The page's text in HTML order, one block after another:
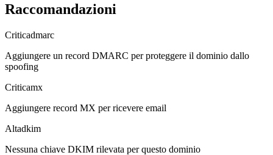
Raccomandazioni
Criticadmarc
Aggiungere un record DMARC per proteggere il dominio dallo
spoofing
Criticamx
Aggiungere record MX per ricevere email
Altadkim
Nessuna chiave DKIM rilevata per questo dominio